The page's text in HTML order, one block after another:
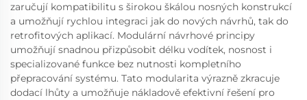
zaručují kompatibilitu s širokou škálou nosných konstrukcí
a umožňují rychlou integraci jak do nových návrhů, tak do
retrofitových aplikací. Modulární návrhové principy
umožňují snadnou přizpůsobit délku vodítek, nosnost i
specializované funkce bez nutnosti kompletního
přepracování systému. Tato modularita výrazně zkracuje
dodací lhůty a umožňuje nákladově efektivní řešení pro